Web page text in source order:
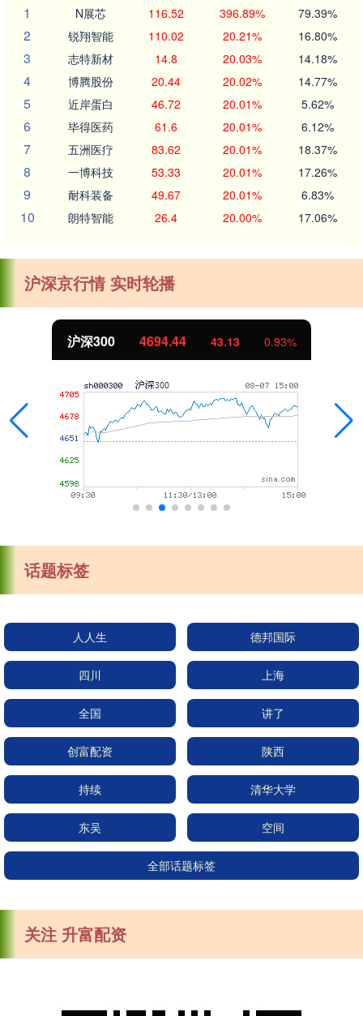
1
N展芯 116.52 396.89% 79.39%
2 锐翔智能 110.02 20.21% 16.80%
3 志特新材 14.8 20.03% 14.18%
4 博腾股份 20.44 20.02% 14.77%
5 近岸蛋白 46.72 20.01% 5.62%
6 毕得医药 61.6 20.01% 6.12%
7 五洲医疗 83.62 20.01% 18.37%
8 一博科技 53.33 20.01% 17.26%
9 耐科装备 49.67 20.01% 6.83%
10 朗特智能 26.4 20.00% 17.06%
沪深京行情 实时轮播
沪深300 4694.44 43.13 0.93%
话题标签
人人生 德邦国际
四川 上海
全国 讲了
创富配资 陕西
持续 清华大学
东吴 空间
全部话题标签
关注 升富配资